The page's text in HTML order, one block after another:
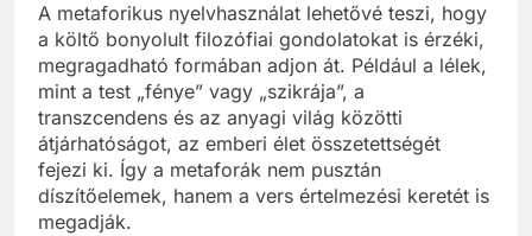
A metaforikus nyelvhasználat lehetővé teszi, hogy
a költő bonyolult filozófiai gondolatokat is érzéki,
megragadható formában adjon át. Például a lélek,
mint a test „fénye” vagy „szikrája”, a
transzcendens és az anyagi világ közötti
átjárhatóságot, az emberi élet összetettségét
fejezi ki. Így a metaforák nem pusztán
díszítőelemek, hanem a vers értelmezési keretét is
megadják.